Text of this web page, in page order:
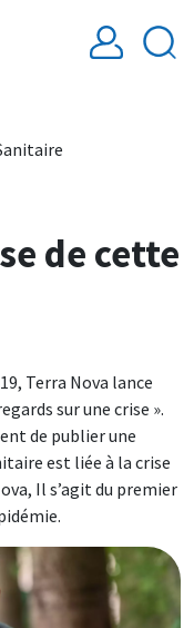
de cette
Terra Nova lance
sur une crise ».
de publier une
est liée à la crise
Il s’agit du premier